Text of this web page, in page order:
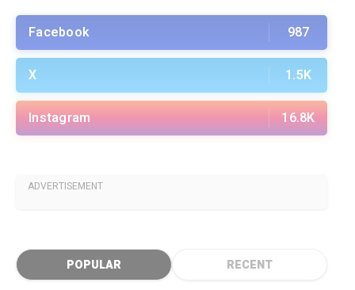
Facebook 987
X 1.5K
Instagram 16.8K
ADVERTISEMENT
POPULAR RECENT